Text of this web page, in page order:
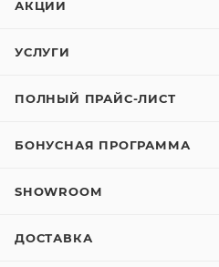
АКЦИИ
УСЛУГИ
ПОЛНЫЙ ПРАЙС-ЛИСТ
БОНУСНАЯ ПРОГРАММА
SHOWROOM
ДОСТАВКА